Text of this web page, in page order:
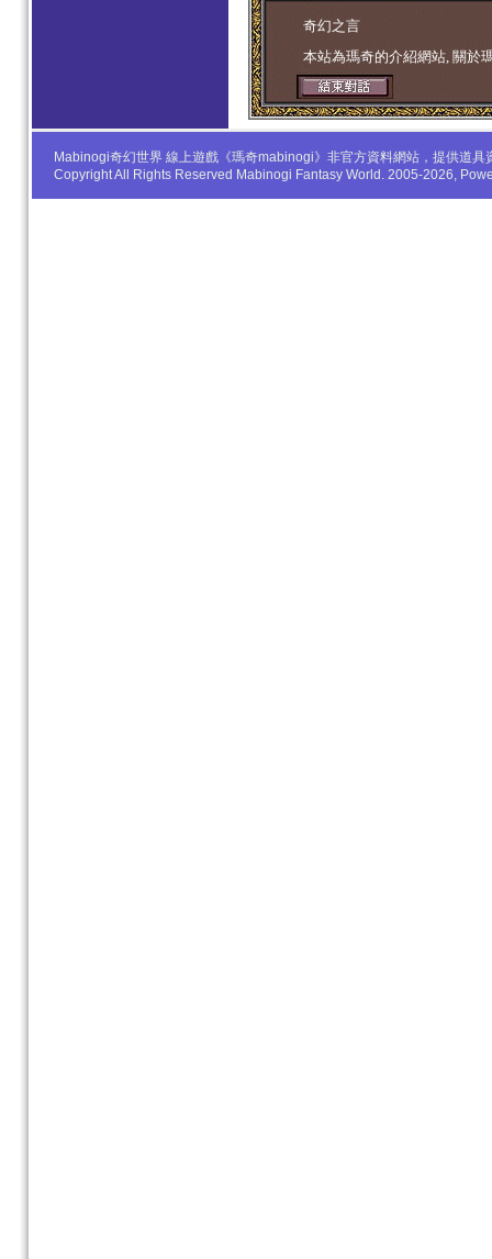
学生妹 奇幻之言
本站為瑪奇的介紹網站, 關於
Mabinogi奇幻世界 線上遊戲《瑪奇mabinogi》非官方資料網站，提供道
Copyright All Rights Reserved Mabinogi Fantasy World. 2005-2026,